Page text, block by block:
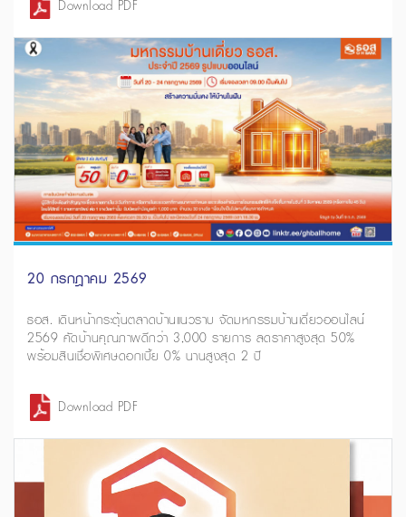
Download PDF
20 กรกฎาคม 2569
ธอส. เดินหน้ากระตุ้นตลาดบ้านแนวราบ จัดมหกรรมบ้านเดี่ยวออนไลน์
2569 คัดบ้านคุณภาพดีกว่า 3,000 รายการ ลดราคาสูงสุด 50%
พร้อมสินเชื่อพิเศษดอกเบี้ย 0% นานสูงสุด 2 ปี
Download PDF